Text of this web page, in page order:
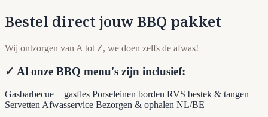
Bestel direct jouw BBQ pakket
Wij ontzorgen van A tot Z, we doen zelfs de afwas!
✓ Al onze BBQ menu's zijn inclusief:
Gasbarbecue + gasfles Porseleinen borden RVS bestek & tangen
ServettenAfwasservice Bezorgen & ophalen NL/BE